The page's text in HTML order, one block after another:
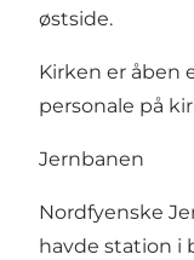
østside.
Kirken er åben
personale på
Jernbanen
Nordfyenske
havde station i